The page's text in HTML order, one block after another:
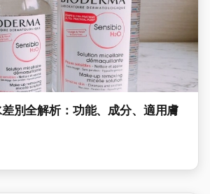
別全解析：功能、成分、適用膚